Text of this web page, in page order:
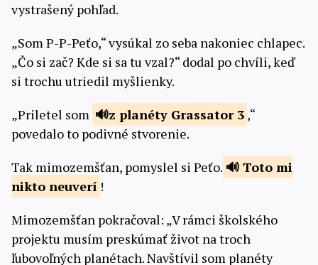
vystrašený pohľad.
„Som P-P-Peťo,“ vysúkal zo seba nakoniec chlapec.
„Čo si zač? Kde si sa tu vzal?“ dodal po chvíli, keď
si trochu utriedil myšlienky.
„Priletel som
z planéty Grassator 3 ,“
povedalo to podivné stvorenie.
Tak mimozemšťan, pomyslel si Peťo.
Toto mi
nikto neuverí !
Mimozemšťan pokračoval: „V rámci školského
projektu musím preskúmať život na troch
ľubovoľných planétach. Navštívil som planéty